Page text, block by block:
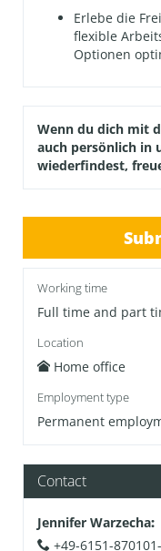
Erlebe die
flexible
Optionen
Wenn du dich mit
auch persönlich in
wiederfindest,
Working time
Full time and part
Location
Home office
Employment type
Permanent
Contact
Jennifer Warzecha:
+49-6151-